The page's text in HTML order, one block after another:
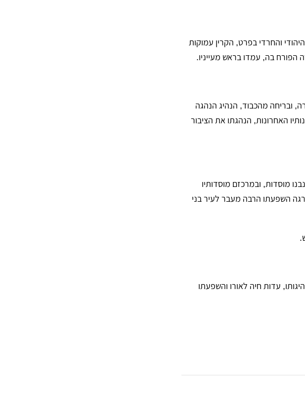
והחרדי בפרט, הקרין עמוקות
הפורח בה, עמדו בראש מעייניו.
ובריחה מהכבוד, הנהיג הנהגה
האחרונות, הנהגתו את הציבור
מוסדות, ובמרכזם מוסדותיו
השפעתו הרבה מעבר לעיר בני
עדות חיה לאורו והשפעתו